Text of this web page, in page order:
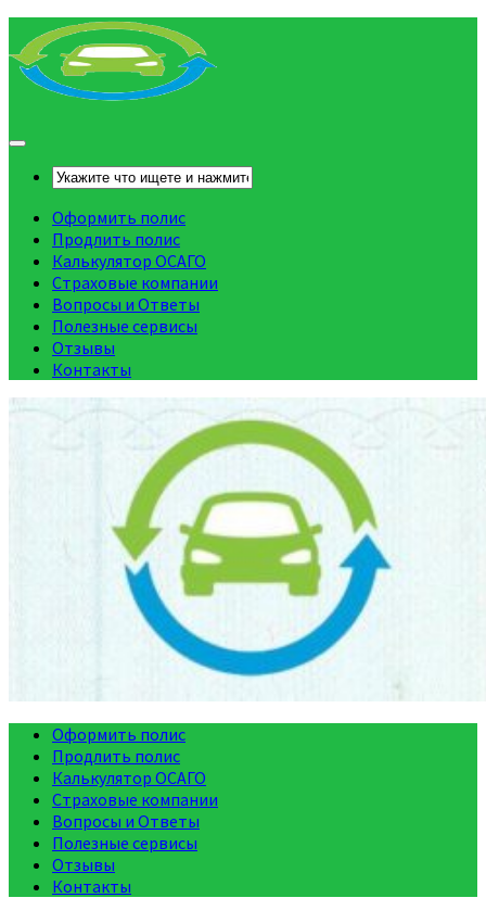
Оформить полис
Продлить полис
Калькулятор ОСАГО
Страховые компании
Вопросы и Ответы
Полезные сервисы
Отзывы
Контакты
Оформить полис
Продлить полис
Калькулятор ОСАГО
Страховые компании
Вопросы и Ответы
Полезные сервисы
Отзывы
Контакты